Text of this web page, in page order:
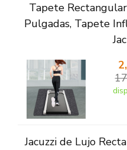
Tapete
Pulgadas, Tapete
Jacuzzi de Lujo